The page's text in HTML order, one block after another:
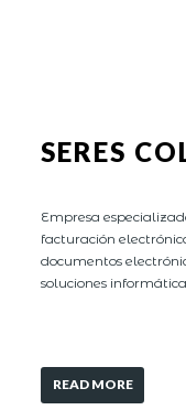
SERES
Empresa
facturación
documentos
soluciones
READ MORE